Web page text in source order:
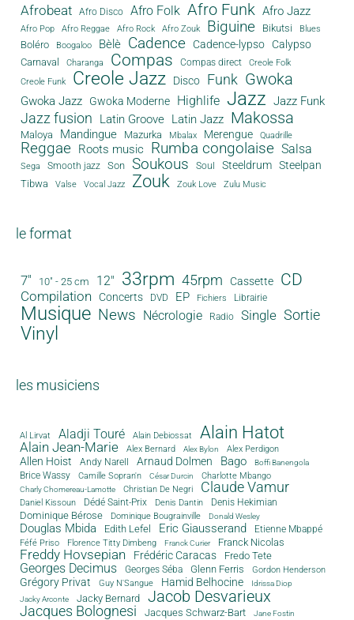
Afrobeat Afro Disco Afro Folk Afro Funk Afro Jazz
Afro Pop Afro Reggae Afro Rock Afro Zouk Biguine Bikutsi Blues
Boléro Boogaloo Bèlè Cadence Cadence-lypso Calypso
Carnaval Charanga Compas Compas direct
Creole Folk
Creole Funk
Creole Jazz Disco Funk Gwoka
Gwoka Jazz Gwoka Moderne Highlife Jazz Jazz Funk
Jazz fusion Latin Groove Latin Jazz Makossa
Maloya Mandingue Mazurka Mbalax Merengue Quadrille
Reggae Roots music Rumba congolaise Salsa
Sega Smooth jazz Son Soukous Soul Steeldrum Steelpan
Tibwa Valse Vocal Jazz Zouk Zouk Love Zulu Music
le format
7" 10" - 25 cm 12" 33rpm 45rpm Cassette CD
Compilation Concerts DVD EP Fichiers Librairie
Musique News Nécrologie Radio Single Sortie
Vinyl
les musiciens
Al Lirvat Aladji Touré Alain Debiossat Alain Hatot
Alain Jean-Marie Alex Bernard Alex Bylon Alex Perdigon
Allen Hoist Andy Narell Arnaud Dolmen Bago Boffi Banengola
Brice Wassy Camille Sopran'n César Durcin Charlotte Mbango
Charly Chomereau-Lamotte Christian De Negri Claude Vamur
Daniel Kissoun Dédé Saint-Prix Denis Dantin Denis Hekimian
Dominique Bérose Dominique Bougrainville Donald Wesley
Douglas Mbida Edith Lefel Eric Giausserand Etienne Mbappé
Féfé Priso Florence Titty Dimbeng Franck Curier Franck Nicolas
Freddy Hovsepian Frédéric Caracas Fredo Tete
Georges Decimus Georges Séba Glenn Ferris Gordon Henderson
Grégory Privat Guy N'Sangue Hamid Belhocine
Idrissa Diop
Jacky Arconte
Jacky Bernard Jacob Desvarieux
Jacques Bolognesi Jacques Schwarz-Bart Jane Fostin